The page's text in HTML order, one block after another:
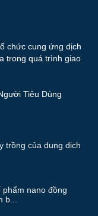
chức cung ứng dịch
trong quá trình giao
Tiêu Dùng
trồng của dung dịch
phẩm nano đồng
b...